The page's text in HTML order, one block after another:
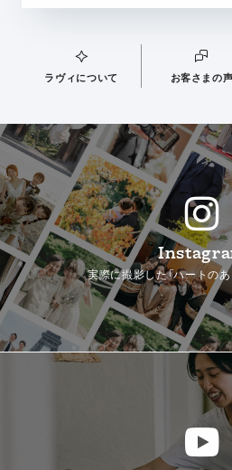
ラヴィについて お客さまの声
実際に撮影した「ハートの